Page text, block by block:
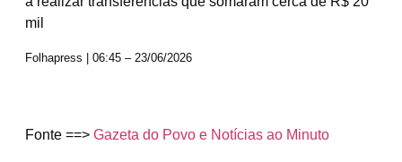
mil
Folhapress | 06:45 – 23/06/2026
Fonte ==> Gazeta do Povo e Notícias ao Minuto